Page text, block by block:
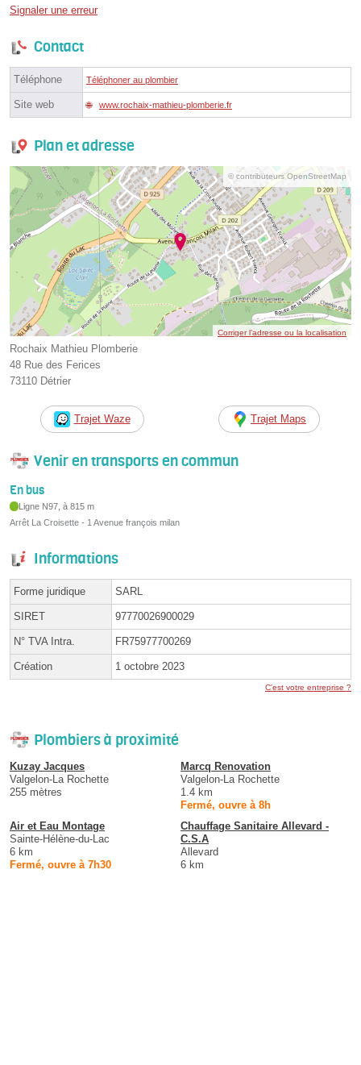
Signaler une erreur
Contact
Téléphone Téléphoner au plombier
Site web www.rochaix-mathieu-plomberie.fr
Plan et adresse
© contributeurs OpenStreetMap
Corriger l’adresse ou la localisation
Rochaix Mathieu Plomberie
48 Rue des Ferices
73110 Détrier
Trajet Waze Trajet Maps
Venir en transports en commun
En bus
Ligne N97, à 815 m
Arrêt La Croisette - 1 Avenue françois milan
Informations
Forme juridique SARL
SIRET 97770026900029
N° TVA Intra. FR75977700269
Création 1 octobre 2023
C'est votre entreprise ?
Plombiers à proximité
Kuzay Jacques
Valgelon-La Rochette
255 mètres
Marcq Renovation
Valgelon-La Rochette
1.4 km
Fermé, ouvre à 8h
Air et Eau Montage
Sainte-Hélène-du-Lac
6 km
Fermé, ouvre à 7h30
Chauffage Sanitaire Allevard -
C.S.A
Allevard
6 km